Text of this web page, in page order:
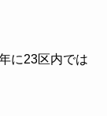
に23区内では